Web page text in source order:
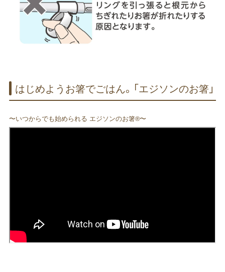
はじめよう​お箸で​ごはん。​「エジソンの​お箸」
〜いつからでも始められる エジソンのお箸®〜